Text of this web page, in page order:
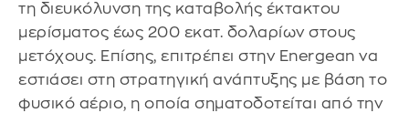
τη διευκόλυνση της καταβολής έκτακτου
μερίσματος έως 200 εκατ. δολαρίων στους
μετόχους. Επίσης, επιτρέπει στην Energean να
εστιάσει στη στρατηγική ανάπτυξης με βάση το
φυσικό αέριο, η οποία σηματοδοτείται από την